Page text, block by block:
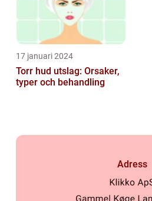
17 januari 2024
Torr hud utslag: Orsaker,
typer och behandling
Adress